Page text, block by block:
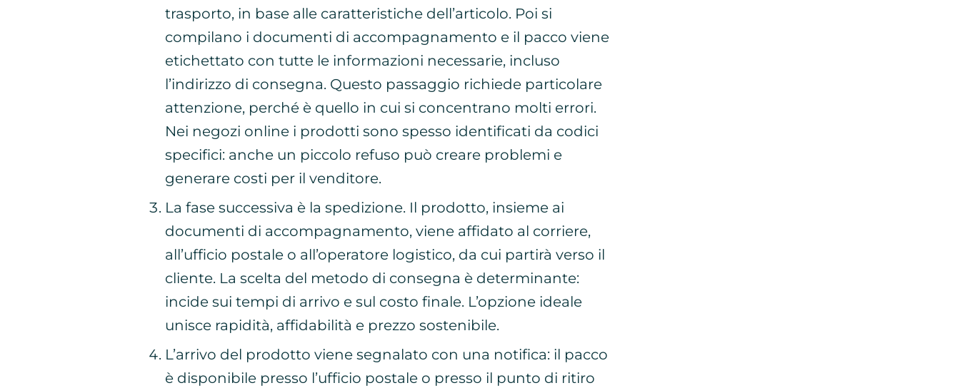
trasporto, in base alle caratteristiche dell’articolo. Poi si
compilano i documenti di accompagnamento e il pacco viene
etichettato con tutte le informazioni necessarie, incluso
l’indirizzo di consegna. Questo passaggio richiede particolare
attenzione, perché è quello in cui si concentrano molti errori.
Nei negozi online i prodotti sono spesso identificati da codici
specifici: anche un piccolo refuso può creare problemi e
generare costi per il venditore.
La fase successiva è la spedizione. Il prodotto, insieme ai
documenti di accompagnamento, viene affidato al corriere,
all’ufficio postale o all’operatore logistico, da cui partirà verso il
cliente. La scelta del metodo di consegna è determinante:
incide sui tempi di arrivo e sul costo finale. L’opzione ideale
unisce rapidità, affidabilità e prezzo sostenibile.
L’arrivo del prodotto viene segnalato con una notifica: il pacco
è disponibile presso l’ufficio postale o presso il punto di ritiro